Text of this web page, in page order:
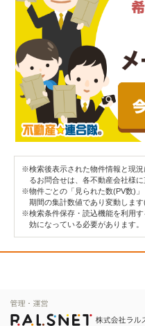
※検索後表示された物件情報と現
るお問合せは、各不動産会社様に
※物件ごとの「見られた数(PV数)
期間の集計数値であり変動しま
※検索条件保存・読込機能を利用
効になっている必要があります。